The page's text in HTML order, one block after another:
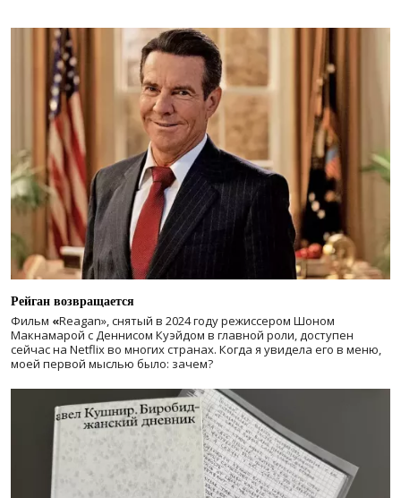
Рейган возвращается
Фильм «Reagan», снятый в 2024 годурежиссером Шоном
Макнамарой с Деннисом Куэйдом в главной роли, доступен
сейчас на Netflix во многих странах. Когда я увидела его в меню,
моей первой мыслью было: зачем?